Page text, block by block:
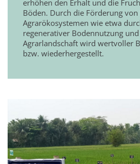
erhöhen den Erhalt und die
Böden. Durch die Förderung von
Agrarökosystemen wie etwa
regenerativer Bodennutzung
Agrarlandschaft wird wertvoller
bzw. wiederhergestellt.